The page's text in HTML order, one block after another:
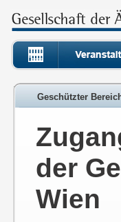
Geschützter
der
Wien